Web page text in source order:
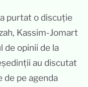
purtat o discuție
Kassim-Jomart
de opinii de la
au discutat
pe agenda